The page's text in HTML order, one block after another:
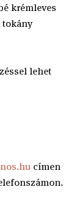
tokány
lehet
címen